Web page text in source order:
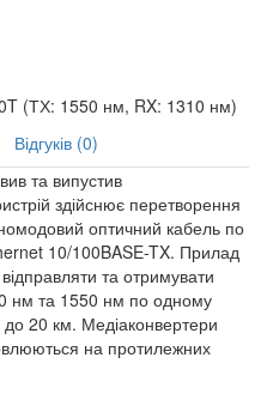
(ТХ: 1550 нм, RX: 1310 нм)
Відгуків (0)
та випустив
здійснює перетворення
оптичний кабель по
10/100BASE-TX. Прилад
та отримувати
нм та 1550 нм по одному
до 20 км. Медіаконвертери
на протилежних